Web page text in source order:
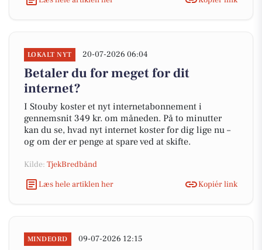
LOKALT NYT 20-07-2026 06:04
Betaler du for meget for dit
internet?
I Stouby koster et nyt internetabonnement i
gennemsnit 349 kr. om måneden. På to minutter
kan du se, hvad nyt internet koster for dig lige nu –
og om der er penge at spare ved at skifte.
Kilde: TjekBredbånd
Læs hele artiklen her
Kopiér link
MINDEORD 09-07-2026 12:15